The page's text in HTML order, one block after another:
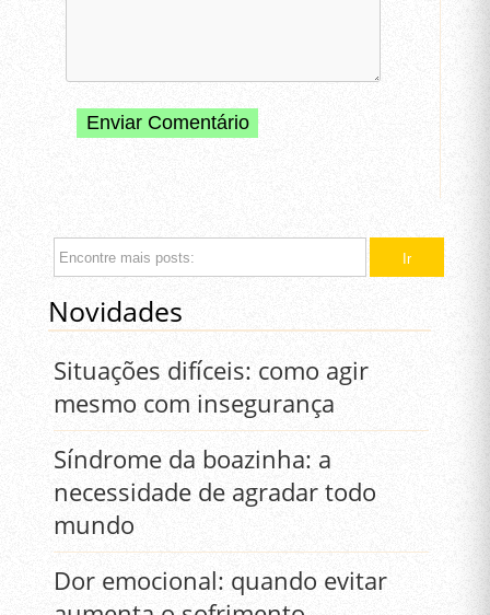
Novidades
Situações difíceis: como agir
mesmo com insegurança
Síndrome da boazinha: a
necessidade de agradar todo
mundo
Dor emocional: quando evitar